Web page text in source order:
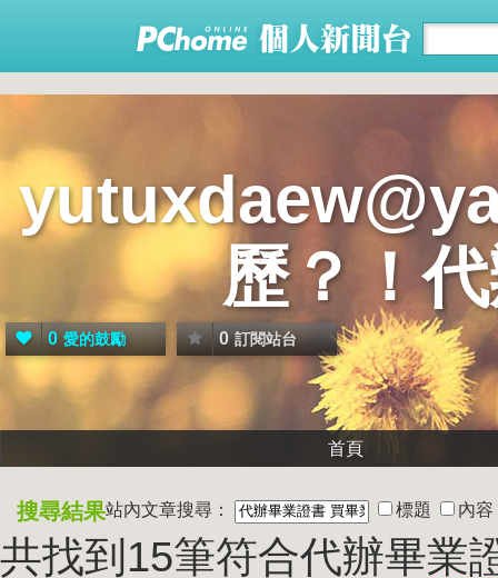
歷？！
0 愛的鼓勵 0 訂閱站台
首頁
搜尋結果站內文章搜尋： 標題 內容
共找到15筆符合代辦畢業